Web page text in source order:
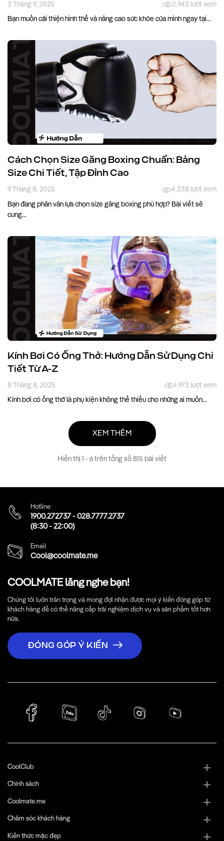
3 Tháng 9, 2025 2.943 lượt xem
Bạn muốn cải thiện hình thể và nâng cao sức khỏe của mình ngay tại...
Cách Chọn Size Găng Boxing Chuẩn: Bảng
Size Chi Tiết, Tập Đỉnh Cao
9 Tháng 8, 2025 4.338 lượt xem
Bạn đang phân vân lựa chọn size găng boxing phù hợp? Bài viết sẽ
cung...
Kính Bơi Có Ống Thở: Hướng Dẫn Sử Dụng Chi
Tiết Từ A-Z
8 Tháng 8, 2025 1.973 lượt xem
Kính bơi có ống thở là phụ kiện không thể thiếu cho những ai muốn...
XEM THÊM
Hiển thị - 6 trên tổng số 815 bài viết
Hotline
1900.272737-028.7777.2737
(8:30 - 22:00)
Email
Cool@coolmate.me
COOLMATE lắng nghe bạn!
Chúng tôi luôn trân trọng và mong đợi nhận được mọi ý kiến đóng góp từ
khách hàng để có thể nâng cấp trải nghiệm dịch vụ và sản phẩm tốt hơn
nữa.
ĐÓNG GÓP Ý KIẾN
CoolClub
Chính sách
Coolmate.me
Chăm sóc khách hàng
Kiến thức mặc đẹp